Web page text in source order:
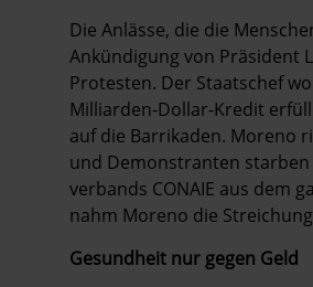
Die Anlässe, die die
Ankündigung von Präsident
Protesten. Der Staatschef
Milliarden-Dollar-Kredit
auf die Barrikaden. Moreno
und Demonstranten
verbands CONAIE aus dem
nahm Moreno die
Gesundheit nur gegen Geld